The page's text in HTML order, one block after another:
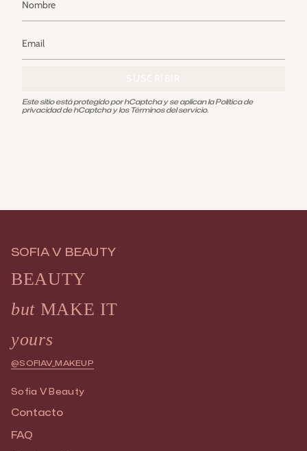
Este sitio está protegido por hCaptcha y se aplican la Política de
privacidad de hCaptcha y los Términos del servicio.
SOFIA V BEAUTY
BEAUTY
butMAKE IT
yours
@SOFIAV_MAKEUP
Sofia V Beauty
Contacto
FAQ